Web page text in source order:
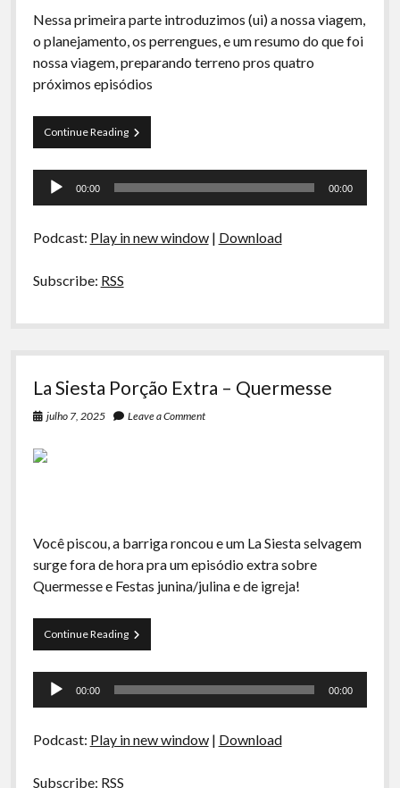
Nessa primeira parte introduzimos (ui) a nossa viagem,
o planejamento, os perrengues, e um resumo do que foi
nossa viagem, preparando terreno pros quatro
próximos episódios
Continue ReadingLa
Siesta
Peru,
Encantador:
Tocador
00:00 00:00
Podcast: Play in new window| Download
Subscribe: RSS
La Siesta Porção Extra – Quermesse
julho 7, 2025 Leave a Comment
Você piscou, a barriga roncou e um La Siesta selvagem
surge fora de hora pra um episódio extra sobre
Quermesse e Festas junina/julina e de igreja!
Continue ReadingLa
Siesta
–
Tocador
00:00 00:00
Podcast: Play in new window| Download
Subscribe: RSS